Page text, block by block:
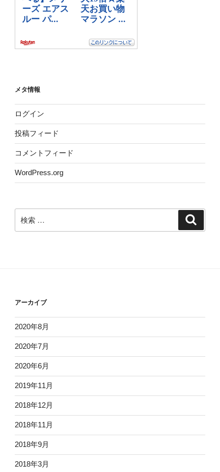
メタ情報
ログイン
投稿フィード
コメントフィード
WordPress.org
索:
アーカイブ
2020年8月
2020年7月
2020年6月
2019年11月
2018年12月
2018年11月
2018年9月
2018年3月